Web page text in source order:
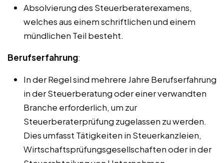
Absolvierung des Steuerberaterexamens,
welches aus einem schriftlichen und einem
mündlichen Teil besteht.
Berufserfahrung:
In der Regel sind mehrere Jahre Berufserfahrung
in der Steuerberatung oder einer verwandten
Branche erforderlich, um zur
Steuerberaterprüfung zugelassen zu werden.
Dies umfasst Tätigkeiten in Steuerkanzleien,
Wirtschaftsprüfungsgesellschaften oder in der